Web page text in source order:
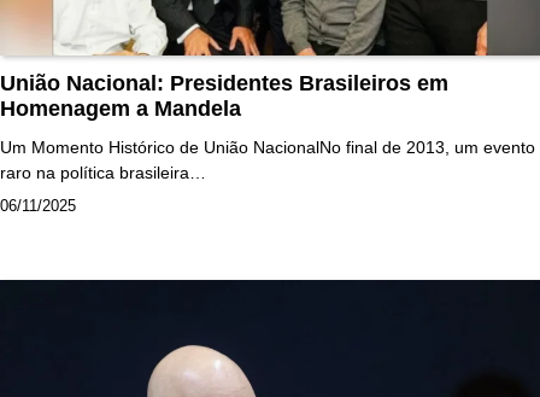
União Nacional: Presidentes Brasileiros em
Homenagem a Mandela
Um Momento Histórico de União NacionalNo final de 2013, um evento
raro na política brasileira…
06/11/2025